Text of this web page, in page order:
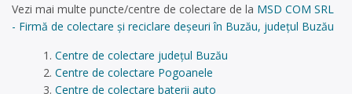
Vezi mai multe puncte/centre de colectare de la MSD COM SRL
- Firmă de colectare și reciclare deșeuri în Buzău, județul Buzău
Centre de colectare județul Buzău
Centre de colectare Pogoanele
Centre de colectare baterii auto